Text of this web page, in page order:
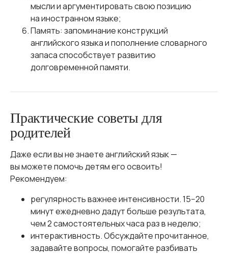
мысли и аргументировать свою позицию
на иностранном языке;
Память: запоминание конструкций
английского языка и пополнение словарного
запаса способствует развитию
долговременной памяти.
Практические советы для
родителей
Даже если вы не знаете английский язык —
вы можете помочь детям его освоить!
Рекомендуем:
регулярность важнее интенсивности. 15−20
минут ежедневно дадут больше результата,
чем 2 самостоятельных часа раз в неделю;
интерактивность. Обсуждайте прочитанное,
задавайте вопросы, помогайте разбивать